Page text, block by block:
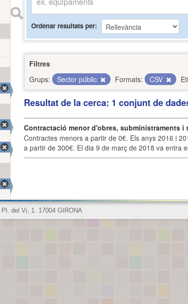
Ordenar resultats per
Filtres
Grups:
Sector públic Formats: CSV
Resultat de la cerca: 1 conjunt de
Contractació menor d'obres, subministraments i
Contractes menors a partir de 0€. Els anys 2016 i
a partir de 300€. El dia 9 de març de 2018 va entra
Pl. del Vi, 1. 17004 GIRONA